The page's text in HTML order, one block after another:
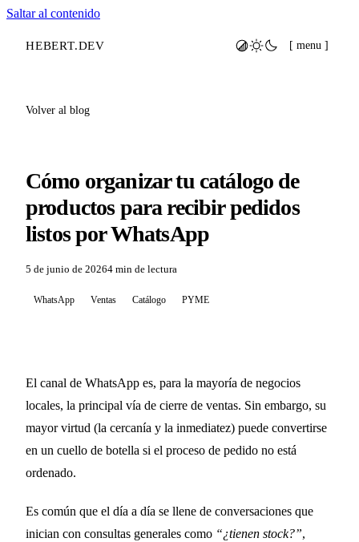
Saltar al contenido
HEBERT.DEV [ menu ]
Volver al blog
Cómo organizar tu catálogo de
productos para recibir pedidos
listos por WhatsApp
5 de junio de 20264 min de lectura
WhatsApp Ventas Catálogo PYME
El canal de WhatsApp es, para la mayoría de negocios
locales, la principal vía de cierre de ventas. Sin embargo, su
mayor virtud (la cercanía y la inmediatez) puede convertirse
en un cuello de botella si el proceso de pedido no está
ordenado.
Es común que el día a día se llene de conversaciones que
inician con consultas generales como “¿tienen stock?”,